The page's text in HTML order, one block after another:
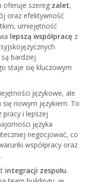
oferuje szereg zalet,
oraz efektywność
umiejętność
lepszą współpracę z
bardziej
staje się kluczowym
językowe, ale
się nowym językiem. To
pracy i lepszej
języka
negocjować, co
współpracy oraz
integracji zespołu.